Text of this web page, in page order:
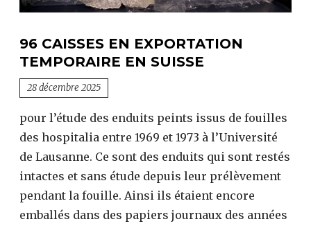
96 CAISSES EN EXPORTATION
TEMPORAIRE EN SUISSE
28 décembre 2025
pour l’étude des enduits peints issus de fouilles
des hospitalia entre 1969 et 1973 à l’Université
de Lausanne. Ce sont des enduits qui sont restés
intactes et sans étude depuis leur prélèvement
pendant la fouille. Ainsi ils étaient encore
emballés dans des papiers journaux des années